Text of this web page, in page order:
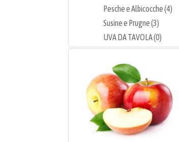
Pesche e Albicocche (4)
Susine e Prugne (3)
UVA DA TAVOLA (0)